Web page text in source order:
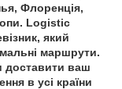
Флоренція,
Logistic
який
маршрути.
доставити ваш
в усі країни